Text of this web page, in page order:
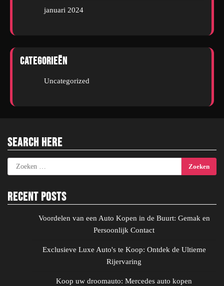
januari 2024
Categorieën
Uncategorized
Search Here
Zoeken
naar:
Recent Posts
Voordelen van een Auto Kopen in de Buurt: Gemak en
Persoonlijk Contact
Exclusieve Luxe Auto's te Koop: Ontdek de Ultieme
Rijervaring
Koop uw droomauto: Mercedes auto kopen